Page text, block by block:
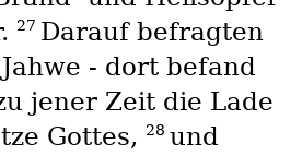
27 Darauf befragten
- dort befand
jener Zeit die Lade
Gottes,
28 und